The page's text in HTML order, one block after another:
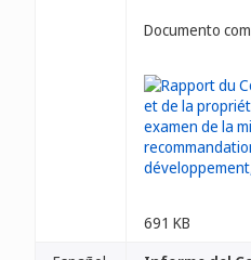
Documento
691 KB